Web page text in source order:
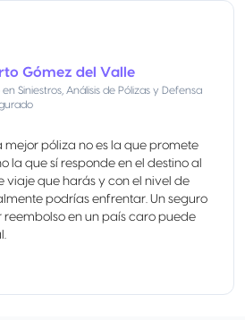
Gómez del Valle
Siniestros, Análisis de Pólizas y Defensa
mejor póliza no es la que promete
la que sí responde en el destino al
viaje que harás y con el nivel de
podrías enfrentar. Un seguro
en un país caro puede